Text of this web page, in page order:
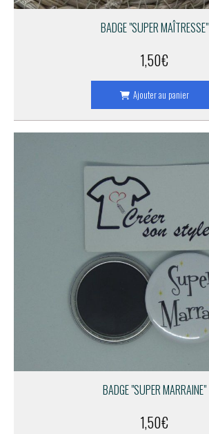
BADGE "SUPER MAÎTRESSE"
1,50€
Ajouter au panier
BADGE "SUPER MARRAINE"
1,50€